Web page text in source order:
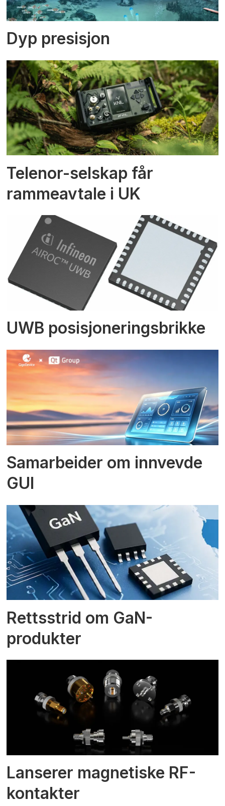
Dyp presisjon
Telenor-selskap får
rammeavtale i UK
UWB posisjoneringsbrikke
Samarbeider om innvevde
GUI
Rettsstrid om GaN-
produkter
Lanserer magnetiske RF-
kontakter